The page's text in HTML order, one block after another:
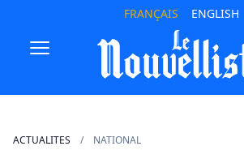
FRANÇAIS ENGLISH
ACTUALITES NATIONAL